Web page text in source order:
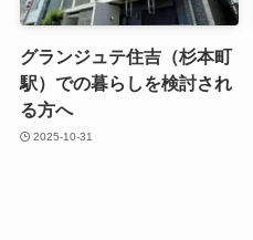
グランジュテ住吉（杉本町
駅）での暮らしを検討され
る方へ
2025-10-31